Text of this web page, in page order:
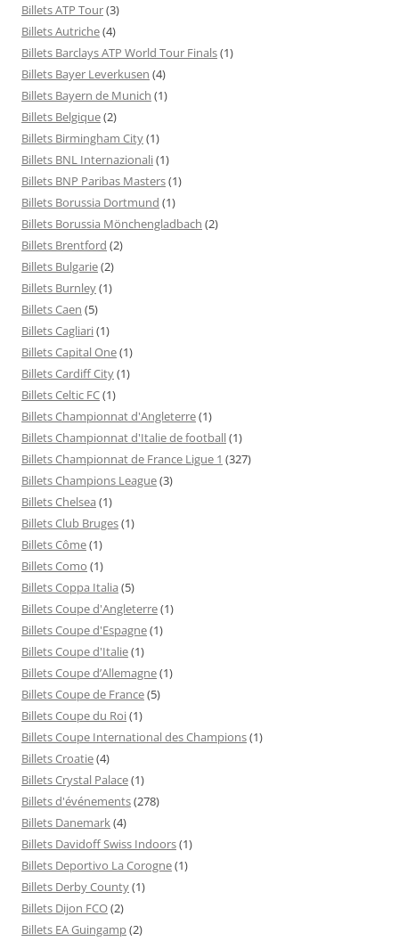
Billets ATP Tour(3)
Billets Autriche(4)
Billets Barclays ATP World Tour Finals(1)
Billets Bayer Leverkusen (4)
Billets Bayern de Munich (1)
Billets Belgique(2)
Billets Birmingham City(1)
Billets BNL Internazionali(1)
Billets BNP Paribas Masters(1)
Billets Borussia Dortmund (1)
Billets Borussia Mönchengladbach (2)
Billets Brentford (2)
Billets Bulgarie(2)
Billets Burnley(1)
Billets Caen (5)
Billets Cagliari(1)
Billets Capital One(1)
Billets Cardiff City(1)
Billets Celtic FC(1)
Billets Championnat d'Angleterre(1)
Billets Championnat d'Italie de football(1)
Billets Championnat de France Ligue 1 (327)
Billets Champions League(3)
Billets Chelsea (1)
Billets Club Bruges(1)
Billets Côme(1)
Billets Como (1)
Billets Coppa Italia (5)
Billets Coupe d'Angleterre(1)
Billets Coupe d'Espagne(1)
Billets Coupe d'Italie(1)
Billets Coupe d’Allemagne(1)
Billets Coupe de France(5)
Billets Coupe du Roi(1)
Billets Coupe International des Champions(1)
Billets Croatie(4)
Billets Crystal Palace(1)
Billets d'événements(278)
Billets Danemark(4)
Billets Davidoff Swiss Indoors(1)
Billets Deportivo La Corogne(1)
Billets Derby County(1)
Billets Dijon FCO(2)
Billets EA Guingamp(2)